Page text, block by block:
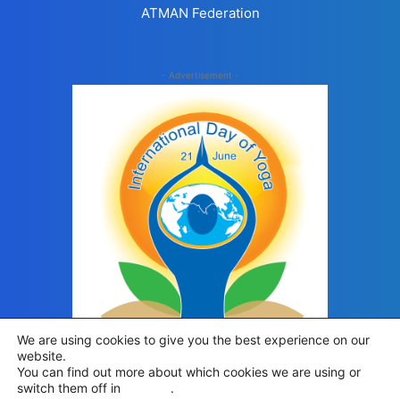
ATMAN Federation
- Advertisement -
We are using cookies to give you the best experience on our
website.
You can find out more about which cookies we are using or
switch them off in
.